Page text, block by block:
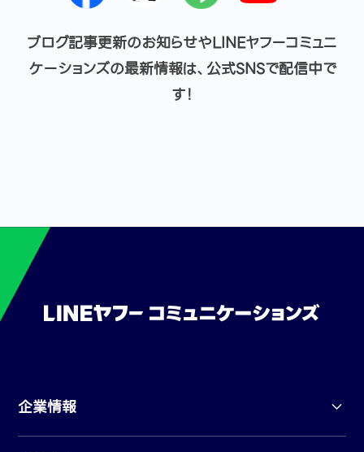
ブログ記事更新のお知らせやLINEヤフーコミュニ
ケーションズの最新情報は、公式SNSで配信中で
す！
企業情報